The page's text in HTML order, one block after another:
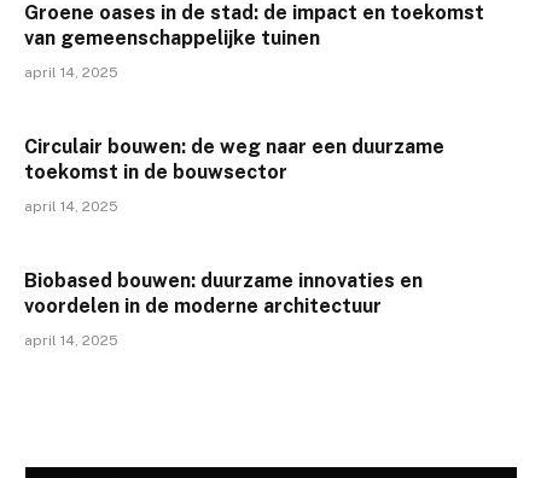
Groene oases in de stad: de impact en toekomst
van gemeenschappelijke tuinen
april 14, 2025
Circulair bouwen: de weg naar een duurzame
toekomst in de bouwsector
april 14, 2025
Biobased bouwen: duurzame innovaties en
voordelen in de moderne architectuur
april 14, 2025